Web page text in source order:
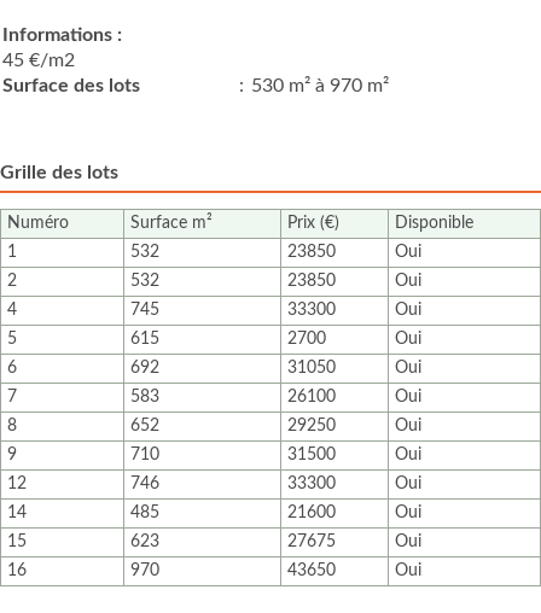
Informations :
45 €/m2
Surface des lots
: 530 m² à 970 m²
Grille des lots
Numéro Surface m² Prix (€)
Disponible
1
532 23850
Oui
2
532 23850
Oui
4
745 33300
Oui
5
615 2700
Oui
6
692 31050
Oui
7
583 26100
Oui
8
652 29250
Oui
9
710 31500
Oui
12
746 33300
Oui
14
485 21600
Oui
15
623 27675
Oui
16
970 43650 Oui